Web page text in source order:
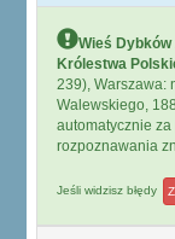
Wieś Dybków
Królestwa
239), Warszawa:
Walewskiego,
automatycznie
rozpoznawania
Jeśli widzisz błędy